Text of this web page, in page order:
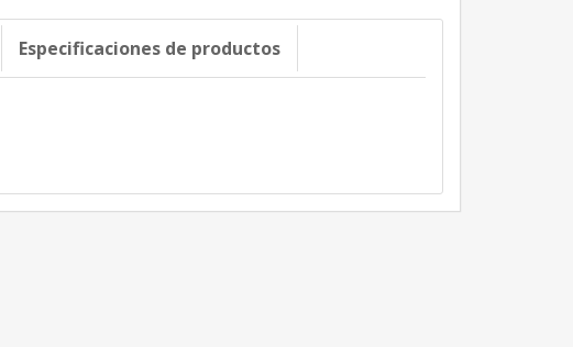
Especificaciones de productos